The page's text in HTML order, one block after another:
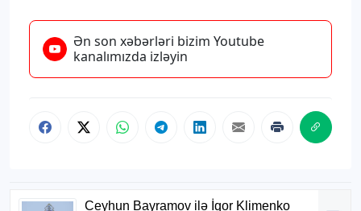
Ən son xəbərləri bizim Youtube
kanalımızda izləyin